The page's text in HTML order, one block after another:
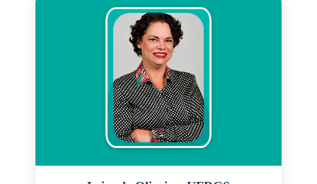
para segurança viária global (BIGRS). Dentre seus
interesses de pesquisa encontram-se:
modelagem estatística aplicada à estimação da
frequência e severidade dos sinistros viários,
estudos de conflitos de tráfego com a utilização
de visão computacional e simulação microscópica
e uso do paradigma dos sistemas seguros na
concepção, desenvolvimento e avaliação de
políticas públicas de segurança viária.